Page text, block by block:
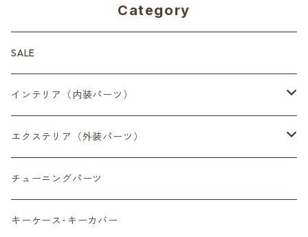
Category
SALE
インテリア（内装パーツ）
収納小物
スマートフォン
センターディスプレイ
エクステリア（外装パーツ）
サイドミラー
アンテナ
チューニングパーツ
キーケース･キーカバー